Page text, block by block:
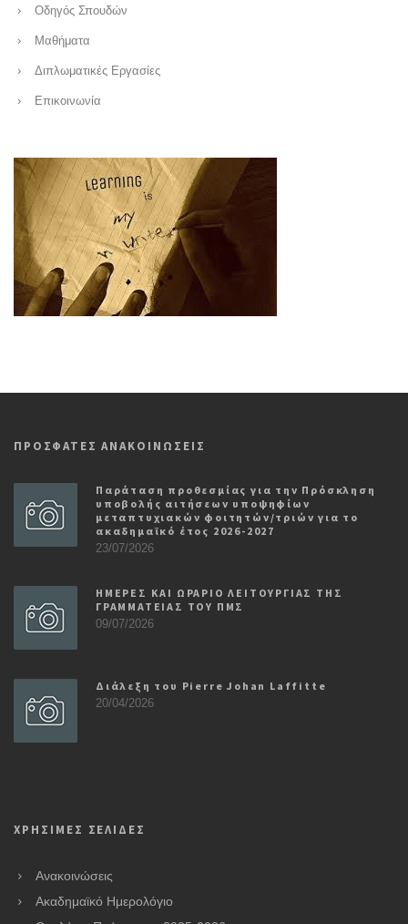
Οδηγός Σπουδών
Μαθήματα
Διπλωματικές Εργασίες
Επικοινωνία
ΠΡΟΣΦΑΤΕΣ ΑΝΑΚΟΙΝΩΣΕΙΣ
Παράταση προθεσμίας για την Πρόσκληση
υποβολής αιτήσεων υποψηφίων
μεταπτυχιακών φοιτητών/τριών για το
ακαδημαϊκό έτος 2026-2027
23/07/2026
ΗΜΕΡΕΣ ΚΑΙ ΩΡΑΡΙΟ ΛΕΙΤΟΥΡΓΙΑΣ ΤΗΣ
ΓΡΑΜΜΑΤΕΙΑΣ ΤΟΥ ΠΜΣ
09/07/2026
Διάλεξη του Pierre Johan Laffitte
20/04/2026
ΧΡΗΣΙΜΕΣ ΣΕΛΙΔΕΣ
Ανακοινώσεις
Ακαδημαϊκό Ημερολόγιο